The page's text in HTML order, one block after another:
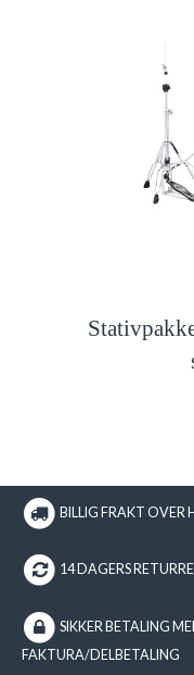
BILLIG FRAKT OVER
14 DAGERS
SIKKER BETALING
FAKTURA/DELBETALING